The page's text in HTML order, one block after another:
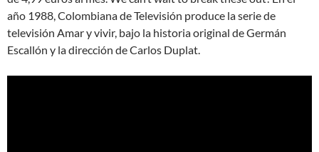
año 1988, Colombiana de Televisión produce la serie de
televisión Amar y vivir, bajo la historia original de Germán
Escallón y la dirección de Carlos Duplat.